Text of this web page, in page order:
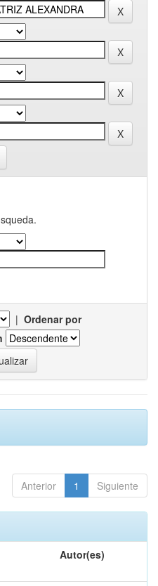
| Ordenar por
Anterior 1 Siguiente
Autor(es)